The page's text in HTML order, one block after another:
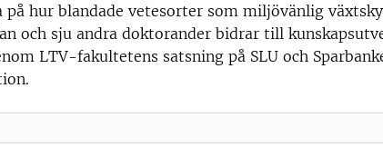
hur blandade vetesorter som miljövänlig
och sju andra doktorander bidrar till
LTV-fakultetens satsning på SLU och